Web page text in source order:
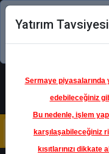
Şimdi
Yatırım
Sermaye piyasalarında
edebileceğiniz
Bu nedenle, işlem
karşılaşabileceğiniz
kısıtlarınızı